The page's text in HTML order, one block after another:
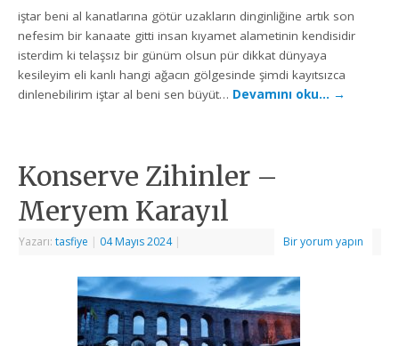
iştar beni al kanatlarına götür uzakların dinginliğine artık son
nefesim bir kanaate gitti insan kıyamet alametinin kendisidir
isterdim ki telaşsız bir günüm olsun pür dikkat dünyaya
kesileyim eli kanlı hangi ağacın gölgesinde şimdi kayıtsızca
dinlenebilirim iştar al beni sen büyüt… Devamını oku… →
Konserve Zihinler –
Meryem Karayıl
Yazarı:tasfiye | 04 Mayıs 2024 | Bir yorum yapın